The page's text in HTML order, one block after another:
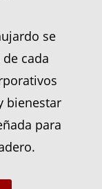
se
cada
bienestar
para